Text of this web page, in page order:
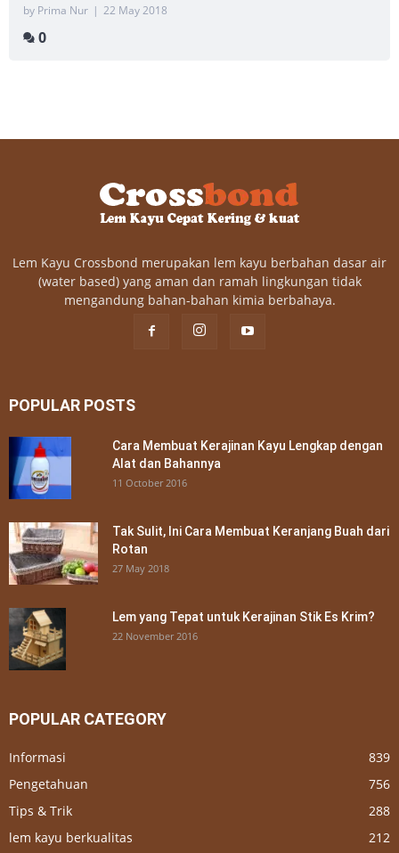
by Prima Nur | 22 May 2018
0
Lem Kayu Crossbond merupakan lem kayu berbahan dasar air
(water based) yang aman dan ramah lingkungan tidak
mengandung bahan-bahan kimia berbahaya.
POPULAR POSTS
Cara Membuat Kerajinan Kayu Lengkap dengan
Alat dan Bahannya
11 October 2016
Tak Sulit, Ini Cara Membuat Keranjang Buah dari
Rotan
27 May 2018
Lem yang Tepat untuk Kerajinan Stik Es Krim?
22 November 2016
POPULAR CATEGORY
Informasi
839
Pengetahuan
756
Tips & Trik
288
lem kayu berkualitas
212